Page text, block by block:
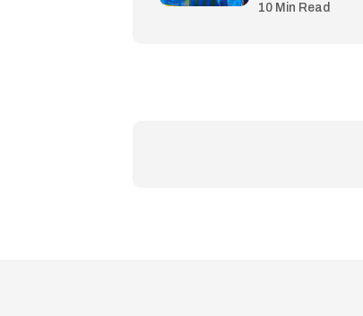
10 Min Read